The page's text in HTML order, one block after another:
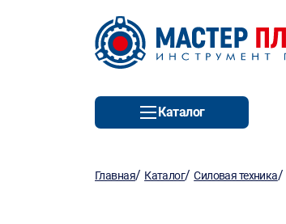
Каталог
Главная/ Каталог/Силовая техника/